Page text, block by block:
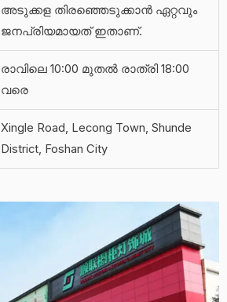
അടുക്കള തിരഞ്ഞെടുക്കാൻ ഏറ്റവും
ജനപ്രിയമായത് ഇതാണ്.
രാവിലെ 10:00 മുതൽ രാത്രി 18:00
വരെ
Xingle Road, Lecong Town, Shunde
District, Foshan City